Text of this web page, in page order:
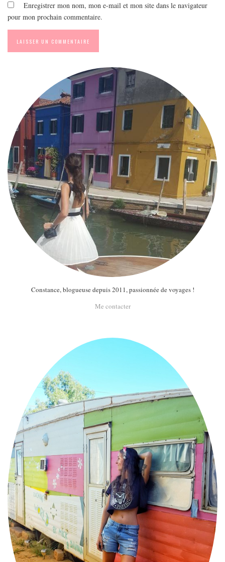
Enregistrer mon nom, mon e-mail et mon site dans le navigateur
pour mon prochain commentaire.
Constance, blogueuse depuis 2011, passionnée de voyages !
Me contacter